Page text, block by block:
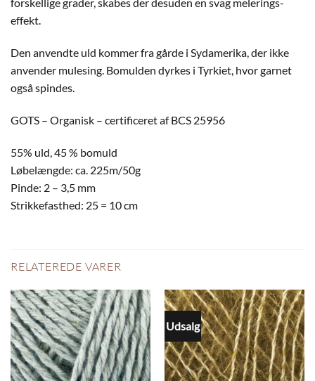
effekt.
Den anvendte uld kommer fra gårde i Sydamerika, der ikke
anvender mulesing. Bomulden dyrkes i Tyrkiet, hvor garnet
også spindes.
GOTS – Organisk – certificeret af BCS 25956
55% uld, 45 % bomuld
Løbelængde: ca. 225m/50g
Pinde: 2 – 3,5 mm
Strikkefasthed: 25 = 10 cm
RELATEREDE VARER
Udsalg